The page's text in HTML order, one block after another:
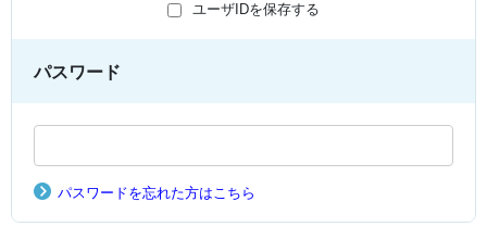
ユーザIDを保存する
パスワード
パスワードを忘れた方はこちら